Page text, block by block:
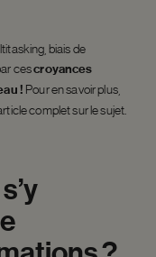
biais de
cescroyances
! Pour en savoir plus,
complet sur le sujet.
s’y